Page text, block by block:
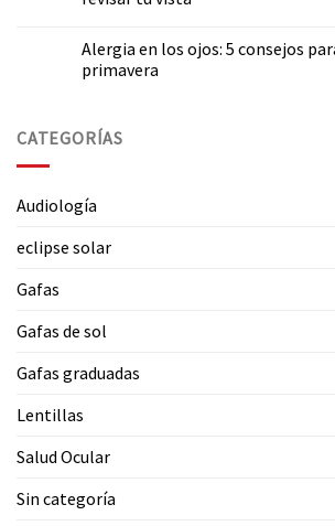
Alergia en los ojos: 5 consejos
primavera
CATEGORÍAS
Audiología
eclipse solar
Gafas
Gafas de sol
Gafas graduadas
Lentillas
Salud Ocular
Sin categoría